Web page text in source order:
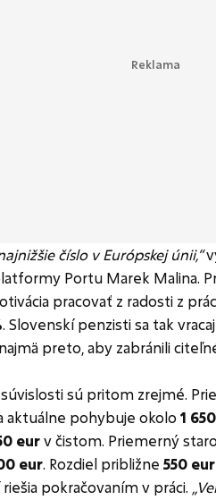
číslo v Európskej únii,“
Portu Marek Malina.
pracovať z radosti z
. Slovenskí penzisti sa tak
preto, aby zabránili
sú pritom zrejmé.
aktuálne pohybuje okolo1
eurv čistom. Priemerný
eur. Rozdiel približne 550 eur
pokračovaním v práci.